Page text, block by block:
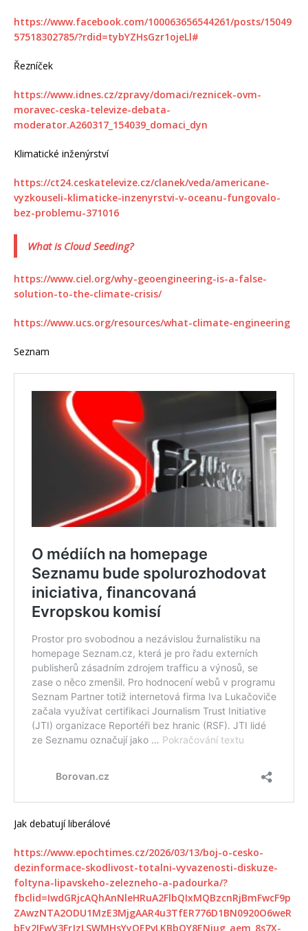
https://www.facebook.com/100063656544261/posts/15049
57518302785/?rdid=tybYZHsGzr1ojeLl#
Řezníček
https://www.idnes.cz/zpravy/domaci/reznicek-ovm-
moravec-ceska-televize-debata-
moderator.A260317_154039_domaci_dyn
Klimatické inženýrství
https://ct24.ceskatelevize.cz/clanek/veda/americane-
vyzkouseli-klimaticke-inzenyrstvi-v-oceanu-fungovalo-
bez-problemu-371016
What is Cloud Seeding?
https://www.ciel.org/why-geoengineering-is-a-false-
solution-to-the-climate-crisis/
https://www.ucs.org/resources/what-climate-engineering
Seznam
Jak debatují liberálové
https://www.epochtimes.cz/2026/03/13/boj-o-cesko-
dezinformace-skodlivost-totalni-vyvazenosti-diskuze-
foltyna-lipavskeho-zelezneho-a-padourka/?
fbclid=IwdGRjcAQhAnNleHRuA2FlbQIxMQBzcnRjBmFwcF9p
ZAwzNTA2ODU1MzE3MjgAAR4u3TfER776D1BN0920O6weR
bEy2IFwV3FrJzLSWMHsYyQEPvLKBbQY8ENjug_aem_8s7X-